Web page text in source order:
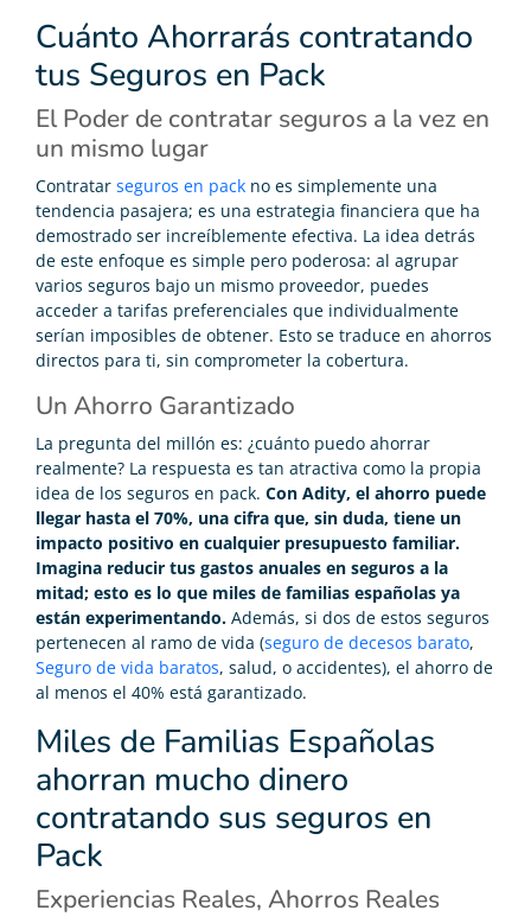
Cuánto Ahorrarás contratando
tus Seguros en Pack
El Poder de contratar seguros a la vez en
un mismo lugar
Contratar seguros en pack no es simplemente una
tendencia pasajera; es una estrategia financiera que ha
demostrado ser increíblemente efectiva. La idea detrás
de este enfoque es simple pero poderosa: al agrupar
varios seguros bajo un mismo proveedor, puedes
acceder a tarifas preferenciales que individualmente
serían imposibles de obtener. Esto se traduce en ahorros
directos para ti, sin comprometer la cobertura.
Un Ahorro Garantizado
La pregunta del millón es: ¿cuánto puedo ahorrar
realmente? La respuesta es tan atractiva como la propia
idea de los seguros en pack. Con Adity, el ahorro puede
llegar hasta el 70%, una cifra que, sin duda, tiene un
impacto positivo en cualquier presupuesto familiar.
Imagina reducir tus gastos anuales en seguros a la
mitad; esto es lo que miles de familias españolas ya
están experimentando. Además, si dos de estos seguros
pertenecen al ramo de vida (seguro de decesos barato,
Seguro de vida baratos, salud, o accidentes), el ahorro de
al menos el 40% está garantizado.
Miles de Familias Españolas
ahorran mucho dinero
contratando sus seguros en
Pack
Experiencias Reales, Ahorros Reales